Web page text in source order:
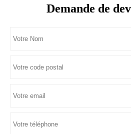
Demande de